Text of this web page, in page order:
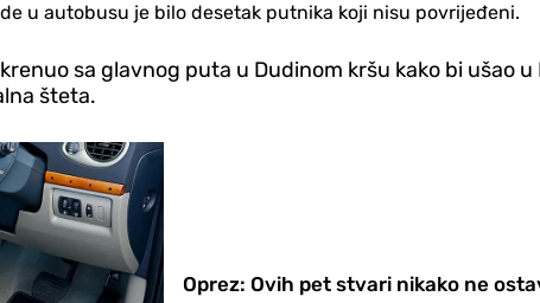
u autobusu je bilo desetak putnika koji nisu povrijeđeni.
sa glavnog puta u Dudinom kršu kako bi ušao
šteta.
Oprez: Ovih pet stvari nikako ne